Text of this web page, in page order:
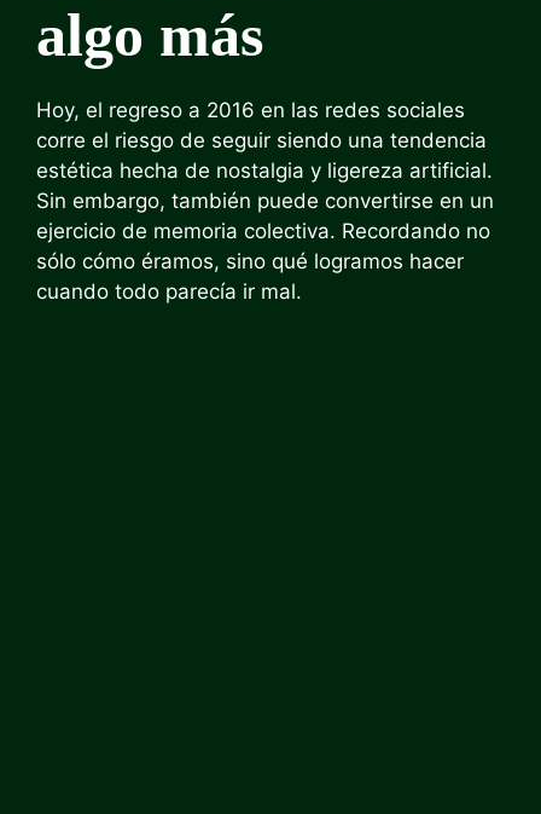
algo más
Hoy, el regreso a 2016 en las redes sociales
corre el riesgo de seguir siendo una tendencia
estética hecha de nostalgia y ligereza artificial.
Sin embargo, también puede convertirse en un
ejercicio de memoria colectiva. Recordando no
sólo cómo éramos, sino qué logramos hacer
cuando todo parecía ir mal.